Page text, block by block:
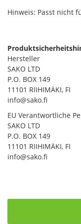
Hinweis: Passt nicht
Hersteller
SAKO LTD
P.O. BOX 149
11101 RIIHIMÄKI, FI
info@sako.fi
EU Verantwortliche
SAKO LTD
P.O. BOX 149
11101 RIIHIMÄKI, FI
info@sako.fi